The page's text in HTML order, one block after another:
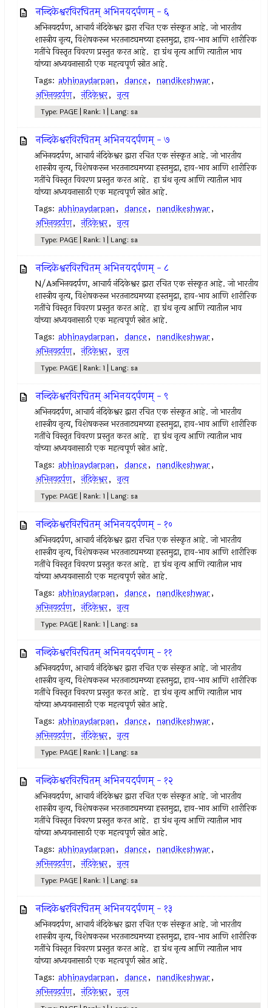
नन्दिकेश्वरविरचितम् अभिनयदर्पणम् - ६
अभिनयदर्पण, आचार्य नंदिकेश्वर द्वारा रचित एक संस्कृत आहे. जो भारतीय
शास्त्रीय नृत्य, विशेषकरून भरतनाट्यमच्या हस्तमुद्रा, हाव-भाव आणि शारीरिक
गतींचे विस्तृत विवरण प्रस्तुत करत आहे. हा ग्रंथ नृत्य आणि त्यातील भाव
यांच्या अध्ययनासाठी एक महत्वपूर्ण स्रोत आहे.
Tags: abhinaydarpan, dance, nandikeshwar,
अभिनयदर्पण, नंदिकेश्वर, नृत्य
Type: PAGE | Rank: 1 | Lang: sa
नन्दिकेश्वरविरचितम् अभिनयदर्पणम् - ७
अभिनयदर्पण, आचार्य नंदिकेश्वर द्वारा रचित एक संस्कृत आहे. जो भारतीय
शास्त्रीय नृत्य, विशेषकरून भरतनाट्यमच्या हस्तमुद्रा, हाव-भाव आणि शारीरिक
गतींचे विस्तृत विवरण प्रस्तुत करत आहे. हा ग्रंथ नृत्य आणि त्यातील भाव
यांच्या अध्ययनासाठी एक महत्वपूर्ण स्रोत आहे.
Tags: abhinaydarpan, dance, nandikeshwar,
अभिनयदर्पण, नंदिकेश्वर, नृत्य
Type: PAGE | Rank: 1 | Lang: sa
नन्दिकेश्वरविरचितम् अभिनयदर्पणम् - ८
N/Aअभिनयदर्पण, आचार्य नंदिकेश्वर द्वारा रचित एक संस्कृत आहे. जो भारतीय
शास्त्रीय नृत्य, विशेषकरून भरतनाट्यमच्या हस्तमुद्रा, हाव-भाव आणि शारीरिक
गतींचे विस्तृत विवरण प्रस्तुत करत आहे. हा ग्रंथ नृत्य आणि त्यातील भाव
यांच्या अध्ययनासाठी एक महत्वपूर्ण स्रोत आहे.
Tags: abhinaydarpan, dance, nandikeshwar,
अभिनयदर्पण, नंदिकेश्वर, नृत्य
Type: PAGE | Rank: 1 | Lang: sa
नन्दिकेश्वरविरचितम् अभिनयदर्पणम् - ९
अभिनयदर्पण, आचार्य नंदिकेश्वर द्वारा रचित एक संस्कृत आहे. जो भारतीय
शास्त्रीय नृत्य, विशेषकरून भरतनाट्यमच्या हस्तमुद्रा, हाव-भाव आणि शारीरिक
गतींचे विस्तृत विवरण प्रस्तुत करत आहे. हा ग्रंथ नृत्य आणि त्यातील भाव
यांच्या अध्ययनासाठी एक महत्वपूर्ण स्रोत आहे.
Tags: abhinaydarpan, dance, nandikeshwar,
अभिनयदर्पण, नंदिकेश्वर, नृत्य
Type: PAGE | Rank: 1 | Lang: sa
नन्दिकेश्वरविरचितम् अभिनयदर्पणम् - १०
अभिनयदर्पण, आचार्य नंदिकेश्वर द्वारा रचित एक संस्कृत आहे. जो भारतीय
शास्त्रीय नृत्य, विशेषकरून भरतनाट्यमच्या हस्तमुद्रा, हाव-भाव आणि शारीरिक
गतींचे विस्तृत विवरण प्रस्तुत करत आहे. हा ग्रंथ नृत्य आणि त्यातील भाव
यांच्या अध्ययनासाठी एक महत्वपूर्ण स्रोत आहे.
Tags: abhinaydarpan, dance, nandikeshwar,
अभिनयदर्पण, नंदिकेश्वर, नृत्य
Type: PAGE | Rank: 1 | Lang: sa
नन्दिकेश्वरविरचितम् अभिनयदर्पणम् - ११
अभिनयदर्पण, आचार्य नंदिकेश्वर द्वारा रचित एक संस्कृत आहे. जो भारतीय
शास्त्रीय नृत्य, विशेषकरून भरतनाट्यमच्या हस्तमुद्रा, हाव-भाव आणि शारीरिक
गतींचे विस्तृत विवरण प्रस्तुत करत आहे. हा ग्रंथ नृत्य आणि त्यातील भाव
यांच्या अध्ययनासाठी एक महत्वपूर्ण स्रोत आहे.
Tags: abhinaydarpan, dance, nandikeshwar,
अभिनयदर्पण, नंदिकेश्वर, नृत्य
Type: PAGE | Rank: 1 | Lang: sa
नन्दिकेश्वरविरचितम् अभिनयदर्पणम् - १२
अभिनयदर्पण, आचार्य नंदिकेश्वर द्वारा रचित एक संस्कृत आहे. जो भारतीय
शास्त्रीय नृत्य, विशेषकरून भरतनाट्यमच्या हस्तमुद्रा, हाव-भाव आणि शारीरिक
गतींचे विस्तृत विवरण प्रस्तुत करत आहे. हा ग्रंथ नृत्य आणि त्यातील भाव
यांच्या अध्ययनासाठी एक महत्वपूर्ण स्रोत आहे.
Tags: abhinaydarpan, dance, nandikeshwar,
अभिनयदर्पण, नंदिकेश्वर, नृत्य
Type: PAGE | Rank: 1 | Lang: sa
नन्दिकेश्वरविरचितम् अभिनयदर्पणम् - १३
अभिनयदर्पण, आचार्य नंदिकेश्वर द्वारा रचित एक संस्कृत आहे. जो भारतीय
शास्त्रीय नृत्य, विशेषकरून भरतनाट्यमच्या हस्तमुद्रा, हाव-भाव आणि शारीरिक
गतींचे विस्तृत विवरण प्रस्तुत करत आहे. हा ग्रंथ नृत्य आणि त्यातील भाव
यांच्या अध्ययनासाठी एक महत्वपूर्ण स्रोत आहे.
Tags: abhinaydarpan, dance, nandikeshwar,
अभिनयदर्पण, नंदिकेश्वर, नृत्य